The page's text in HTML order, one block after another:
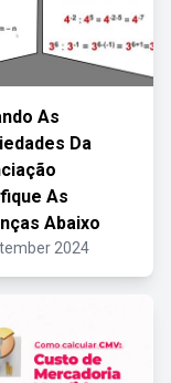
As
Da
As
Abaixo
2024